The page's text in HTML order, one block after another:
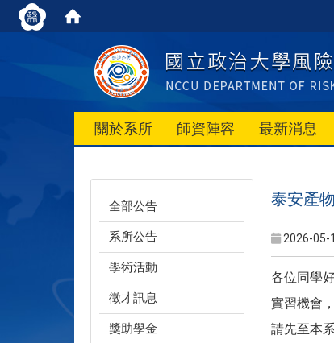
關於系所 師資陣容 最新消息
全部公告
系所公告
學術活動
徵才訊息
獎助學金
泰安產
2026-05-
各位同學
實習機會
請先至本